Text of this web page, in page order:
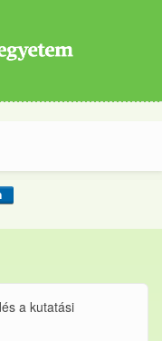
a kutatási